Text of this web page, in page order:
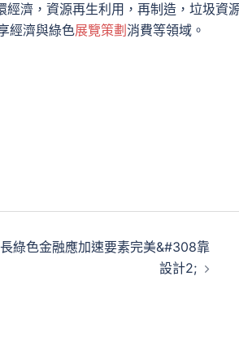
經濟，資源再生利用，再制造，垃圾資
經濟與綠色展覽策劃 消費等領域。
綠色金融應加速要素完美&#308靠
設計2;